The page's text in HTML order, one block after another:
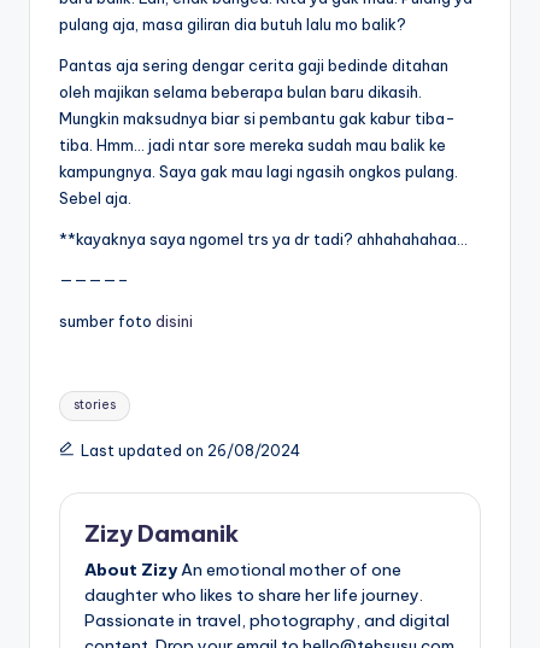
pulang aja, masa giliran dia butuh lalu mo balik?
Pantas aja sering dengar cerita gaji bedinde ditahan
oleh majikan selama beberapa bulan baru dikasih.
Mungkin maksudnya biar si pembantu gak kabur tiba-
tiba. Hmm… jadi ntar sore mereka sudah mau balik ke
kampungnya. Saya gak mau lagi ngasih ongkos pulang.
Sebel aja.
**kayaknya saya ngomel trs ya dr tadi? ahhahahahaa…
————–
sumber foto disini
Tags:
stories
Last updated on 26/08/2024
Zizy Damanik
About ZizyAn emotional mother of one
daughter who likes to share her life journey.
Passionate in travel, photography, and digital